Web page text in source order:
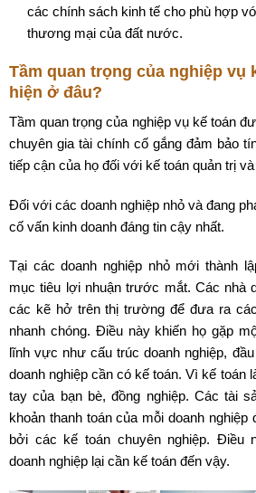
các chính sách kinh tế cho phù hợp
thương mại của đất nước.
Tầm quan trọng của nghiệp vụ
hiện ở đâu?
Tầm quan trọng của nghiệp vụ kế toán
chuyên gia tài chính cố gắng đảm bảo
tiếp cận của họ đối với kế toán quản trị
Đối với các doanh nghiệp nhỏ và đang
cố vấn kinh doanh đáng tin cậy nhất.
Tại các doanh nghiệp nhỏ mới thành
mục tiêu lợi nhuận trước mắt. Các nhà
các kẽ hở trên thị trường để đưa ra
nhanh chóng. Điều này khiến họ gặp
lĩnh vực như cấu trúc doanh nghiệp,
doanh nghiệp cần có kế toán. Vì kế toán
tay của bạn bè, đồng nghiệp. Các tài
khoản thanh toán của mỗi doanh
bởi các kế toán chuyên nghiệp. Điều
doanh nghiệp lại cần kế toán đến vậy.